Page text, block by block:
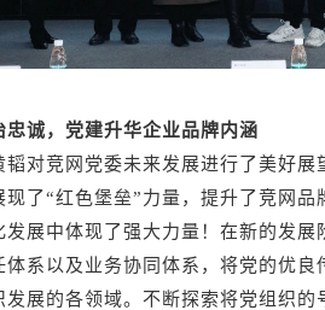
忠诚，党建升华企业品牌内涵
韬对竞网党委未来发展进行了美好
现了“红色堡垒”力量，提升了竞网
发展中体现了强大力量！在新的发
体系以及业务协同体系，将党的优
发展的各领域。不断探索将党组织